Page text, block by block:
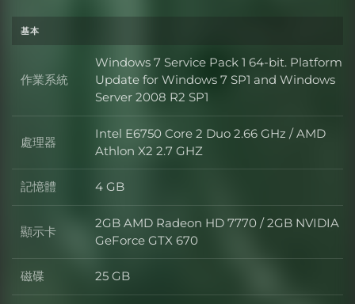
基本
作業系統 作業系統
Windows 7 Service Pack 1 64-bit. Platform
Update for Windows 7 SP1 and Windows
Server 2008 R2 SP1
處理器 處理器
Intel E6750 Core 2 Duo 2.66 GHz / AMD
Athlon X2 2.7 GHZ
記憶體 記憶體
4 GB
顯示卡 顯示卡
2GB AMD Radeon HD 7770 / 2GB NVIDIA
GeForce GTX 670
磁碟 磁碟
25 GB